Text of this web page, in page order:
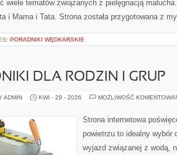
wiele tematów związanych z pielęgnacją
i Mama i Tata. Strona została przygotowana z
PORADNIKI WĘDKARSKIE
DLA RODZIN I GRUP
ADMIN KWI - 29 - 2026 MOŻLIWOŚĆ
Strona internetowa
powietrzu to idealny wybór
wyjazd związanej z wodą,